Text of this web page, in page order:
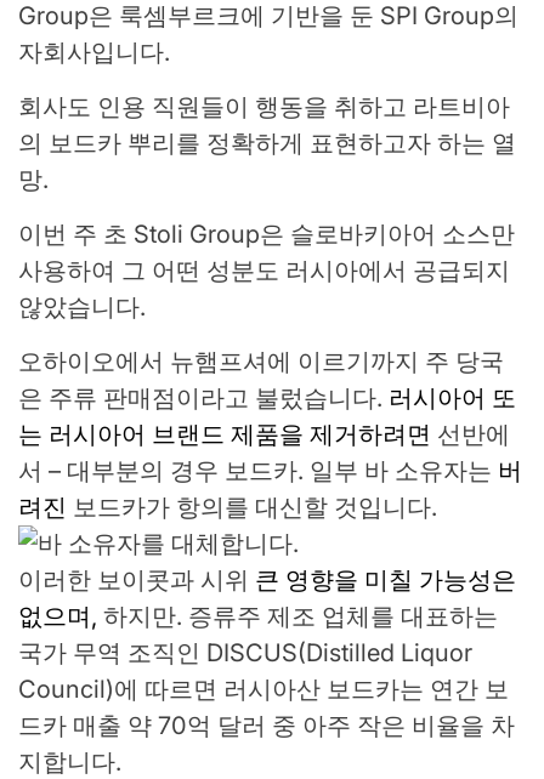
Group은 룩셈부르크에 기반을 둔 SPI Group의
자회사입니다.
회사도 인용 직원들이 행동을 취하고 라트비아
의 보드카 뿌리를 정확하게 표현하고자 하는 열
망.
이번 주 초 Stoli Group은 슬로바키아어 소스만
사용하여 그 어떤 성분도 러시아에서 공급되지
않았습니다.
오하이오에서 뉴햄프셔에 이르기까지 주 당국
은 주류 판매점이라고 불렀습니다. 러시아어 또
는 러시아어 브랜드 제품을 제거하려면 선반에
서 – 대부분의 경우 보드카. 일부 바 소유자는 버
려진 보드카가 항의를 대신할 것입니다.
이러한 보이콧과 시위 큰 영향을 미칠 가능성은
없으며, 하지만. 증류주 제조 업체를 대표하는
국가 무역 조직인 DISCUS(Distilled Liquor
Council)에 따르면 러시아산 보드카는 연간 보
드카 매출 약 70억 달러 중 아주 작은 비율을 차
지합니다.